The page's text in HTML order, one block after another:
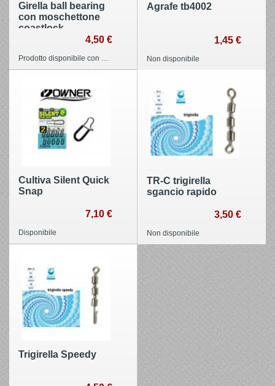
Girella ball bearing
con moschettone
coastlock
4,50 €
Prodotto disponibile con diverse opzioni
Agrafe tb4002
1,45 €
Non disponibile
Cultiva Silent Quick
Snap
7,10 €
Disponibile
TR-C trigirella
sgancio rapido
3,50 €
Non disponibile
Trigirella Speedy